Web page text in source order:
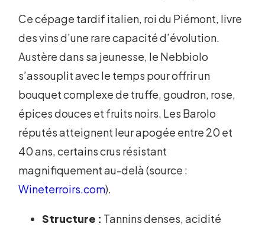
Ce cépage tardif italien, roi du Piémont, livre
des vins d’une rare capacité d’évolution.
Austère dans sa jeunesse, le Nebbiolo
s’assouplit avec le temps pour offrir un
bouquet complexe de truffe, goudron, rose,
épices douces et fruits noirs. Les Barolo
réputés atteignent leur apogée entre 20 et
40 ans, certains crus résistant
magnifiquement au-delà (source :
Wineterroirs.com).
Structure : Tannins denses, acidité